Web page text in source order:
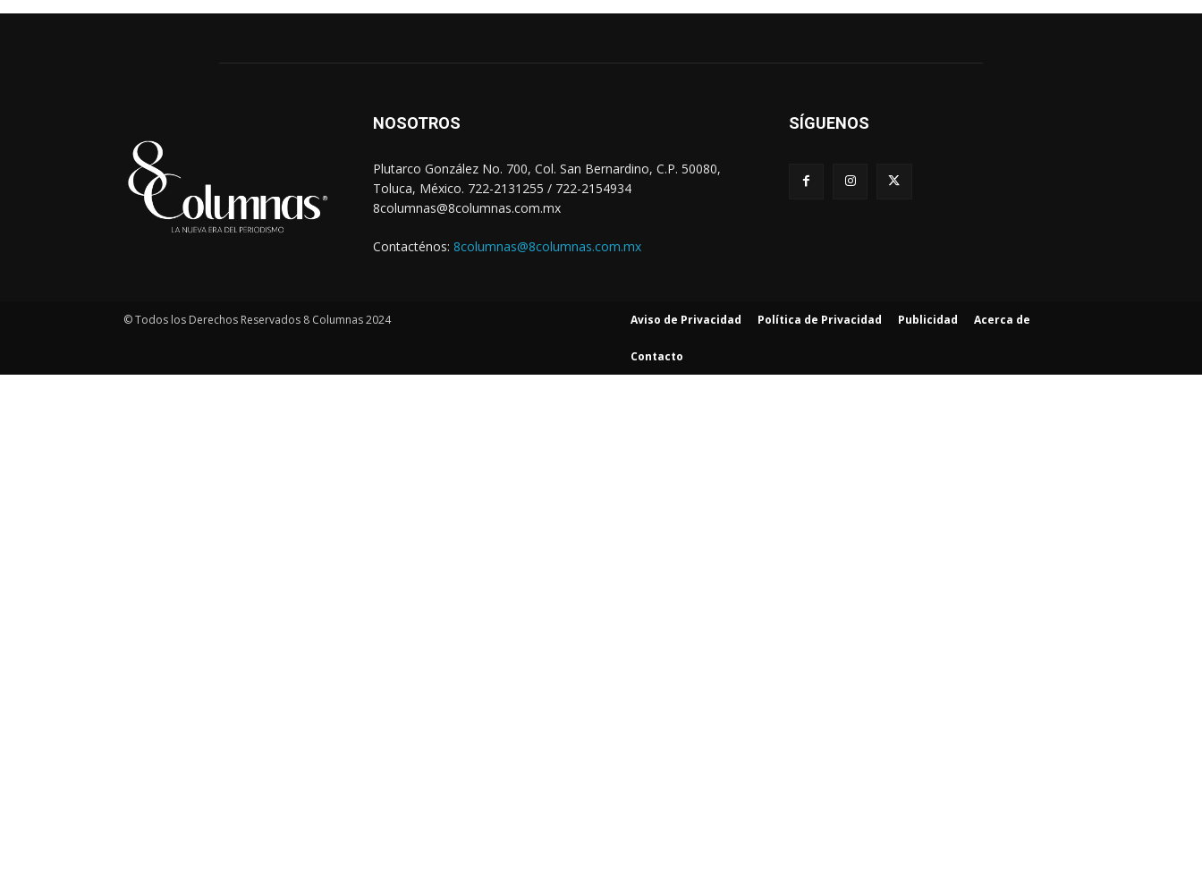
NOSOTROS
Plutarco González No. 700, Col. San Bernardino, C.P. 50080,
Toluca, México. 722-2131255 / 722-2154934
8columnas@8columnas.com.mx
Contacténos: 8columnas@8columnas.com.mx
SÍGUENOS
© Todos los Derechos Reservados 8 Columnas 2024 Aviso de Privacidad Política de Privacidad Publicidad Acerca de
Contacto